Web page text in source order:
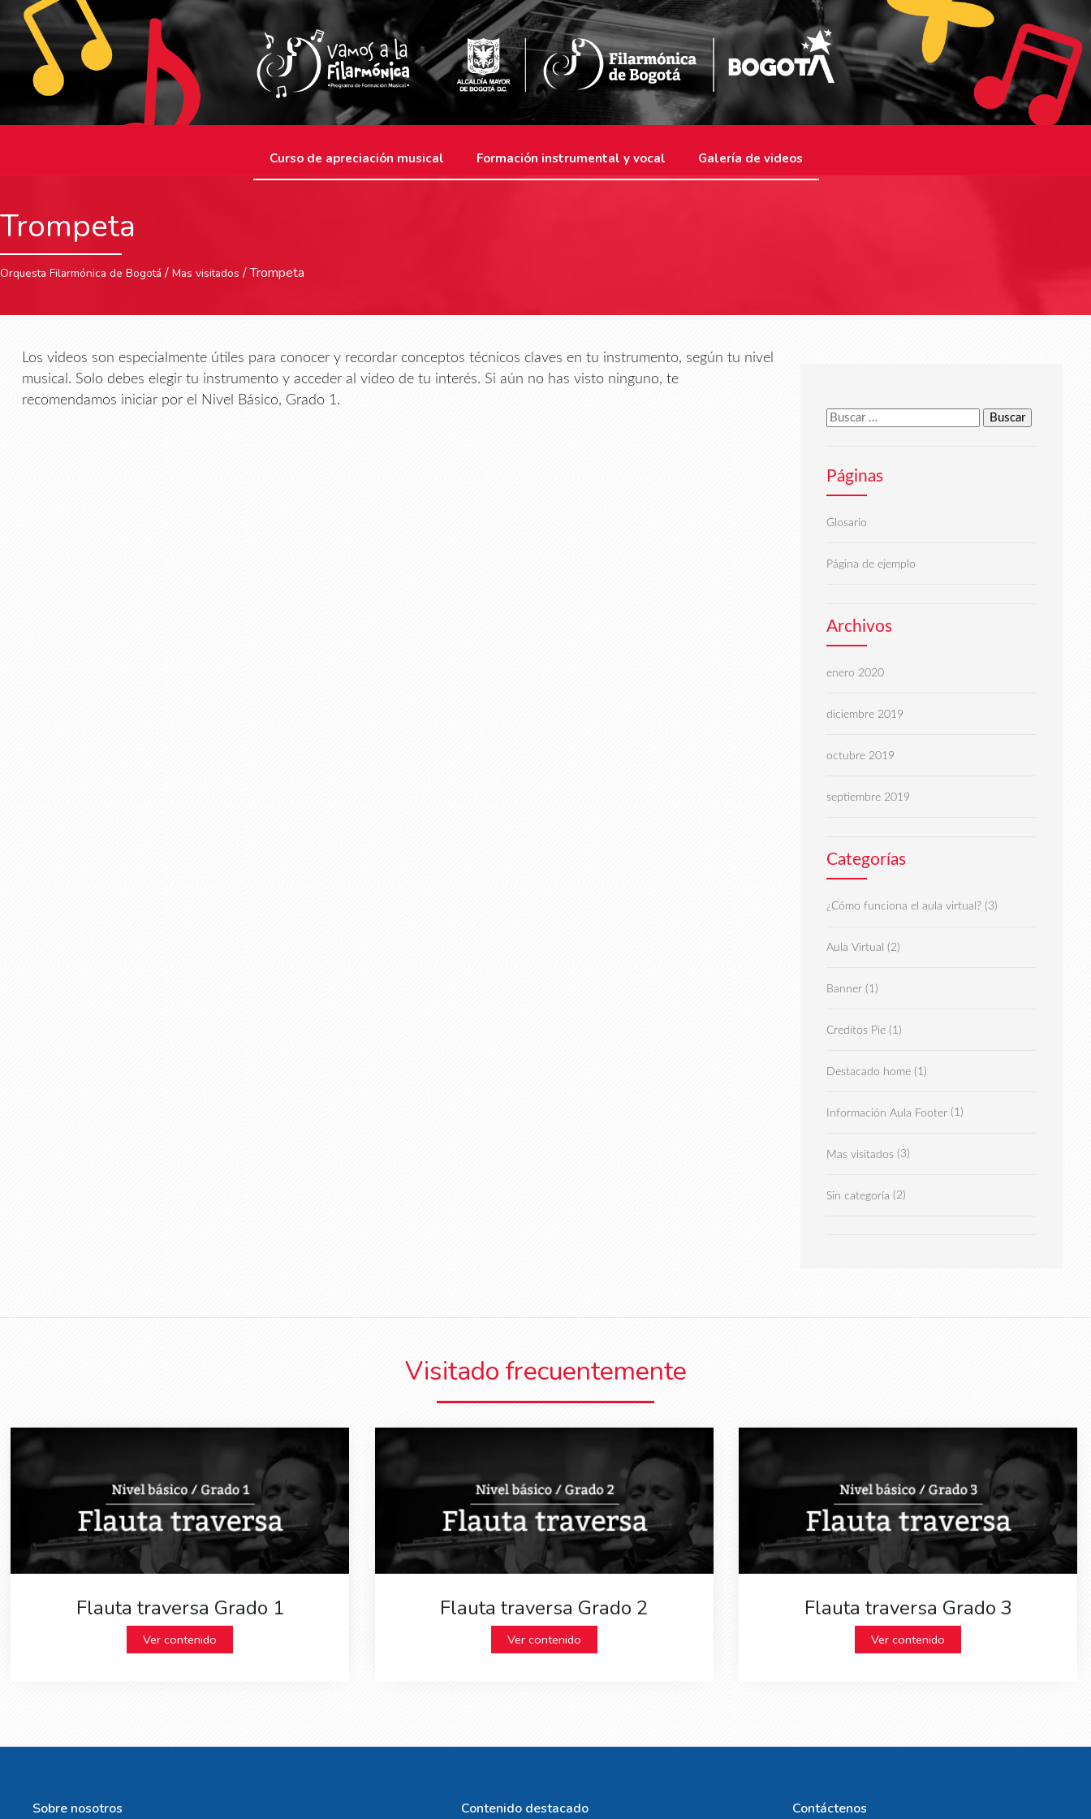
Curso de apreciación musical Formación instrumental y vocal Galería de videos
Trompeta
Orquesta Filarmónica de Bogotá / Mas visitados / Trompeta
Los videos son especialmente útiles para conocer y recordar conceptos técnicos claves en tu instrumento, según tu nivel
musical. Solo debes elegir tu instrumento y acceder al video de tu interés. Si aún no has visto ninguno, te
recomendamos iniciar por el Nivel Básico, Grado 1.
Buscar:
Páginas
Glosario
Página de ejemplo
Archivos
enero 2020
diciembre 2019
octubre 2019
septiembre 2019
Categorías
¿Cómo funciona el aula virtual? (3)
Aula Virtual (2)
Banner (1)
Creditos Pie (1)
Destacado home (1)
Información Aula Footer (1)
Mas visitados (3)
Sin categoría (2)
Visitado frecuentemente
Flauta traversa Grado 1
Ver contenido
Flauta traversa Grado 2
Ver contenido
Flauta traversa Grado 3
Ver contenido
Sobre nosotros Contenido destacado Contáctenos